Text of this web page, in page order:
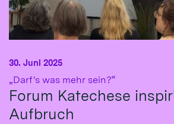
„Darf's was mehr sein?“
Forum Katechese
Aufbruch
30. Juni 2025